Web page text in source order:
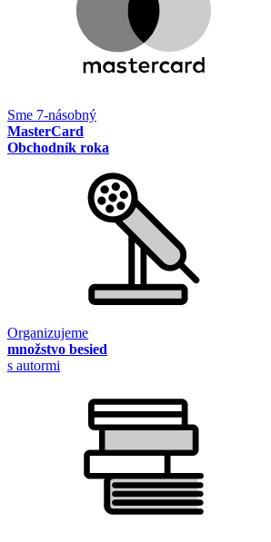
Sme 7-násobný
MasterCard
Obchodník roka
Organizujeme
množstvo besied
s autormi